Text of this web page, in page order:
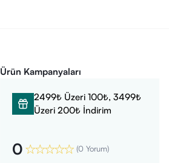
Ürün Kampanyaları
2499₺ Üzeri 100₺, 3499₺
Üzeri 200₺ İndirim
0 (0 Yorum)